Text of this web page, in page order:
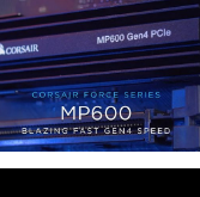
3D QLC
250TB